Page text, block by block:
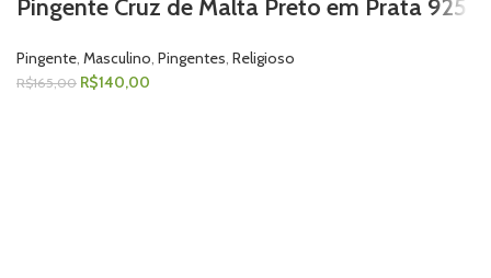
Pingente Cruz de Malta Preto em Prata 925
Pingente Masculino Pingentes Religioso
R$165,00 R$140,00